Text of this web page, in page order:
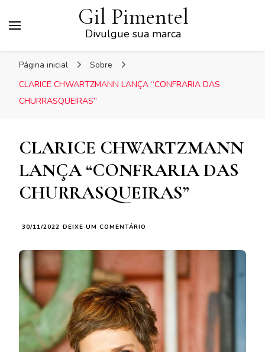
Gil Pimentel
Divulgue sua marca
Página inicial
Sobre
CLARICE CHWARTZMANN LANÇA “CONFRARIA DAS
CHURRASQUEIRAS”
CLARICE CHWARTZMANN
LANÇA “CONFRARIA DAS
CHURRASQUEIRAS”
30/11/2022 DEIXE UM COMENTÁRIO
DAS
CHURRASQUEIRAS”